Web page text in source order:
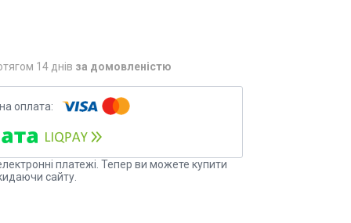
14 днів за домовленістю
платежі. Тепер ви можете купити
сайту.